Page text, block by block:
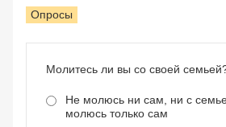
Опросы
Молитесь ли вы со своей
Не молюсь ни сам, ни с
молюсь только сам